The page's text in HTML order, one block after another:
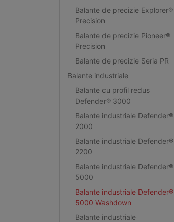
Balante de precizie Explorer®
Precision
Balante de precizie Pioneer®
Precision
Balante de precizie Seria PR
Balante industriale
Balante cu profil redus
Defender® 3000
Balante industriale Defender®
2000
Balante industriale Defender®
2200
Balante industriale Defender®
5000
Balante industriale Defender®
5000 Washdown
Balante industriale